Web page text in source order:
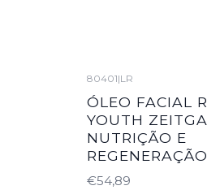
80401|LR
ÓLEO FACIAL
YOUTH
NUTRIÇÃO E
REGENERAÇÃO
€54,89